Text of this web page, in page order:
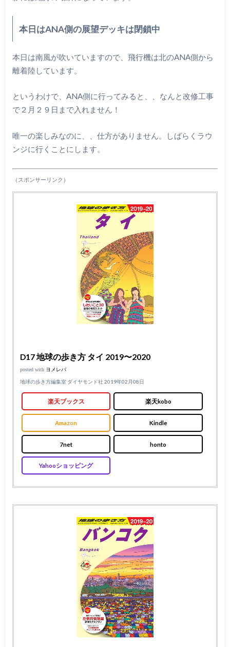
本日はANA側の展望デッキは閉鎖中
本日は南風が吹いていますので、飛行機は北のANA側から
離着陸しています。
というわけで、ANA側に行ってみると、、なんと改修工事
で２月２９日まで入れません！
唯一の楽しみなのに、、仕方がありません。しばらくラウ
ンジに行くことにします。
（スポンサーリンク）
D17 地球の歩き方 タイ 2019〜2020
posted with ヨメレバ
地球の歩き方編集室 ダイヤモンド社 2019年02月08日
楽天ブックス 楽天kobo
Amazon Kindle
7net honto
Yahooショッピング